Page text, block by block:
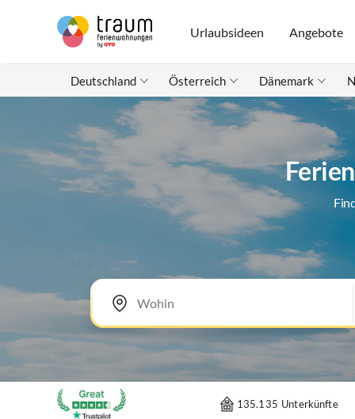
Urlaubsideen Angebote
Deutschland Österreich Dänemark
135.135 Unterkünfte